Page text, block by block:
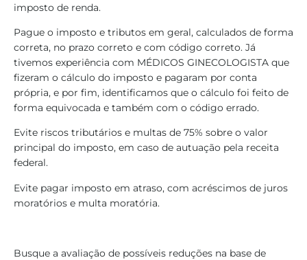
imposto de renda.
Pague o imposto e tributos em geral, calculados de forma
correta, no prazo correto e com código correto. Já
tivemos experiência com MÉDICOS GINECOLOGISTA que
fizeram o cálculo do imposto e pagaram por conta
própria, e por fim, identificamos que o cálculo foi feito de
forma equivocada e também com o código errado.
Evite riscos tributários e multas de 75% sobre o valor
principal do imposto, em caso de autuação pela receita
federal.
Evite pagar imposto em atraso, com acréscimos de juros
moratórios e multa moratória.
Busque a avaliação de possíveis reduções na base de